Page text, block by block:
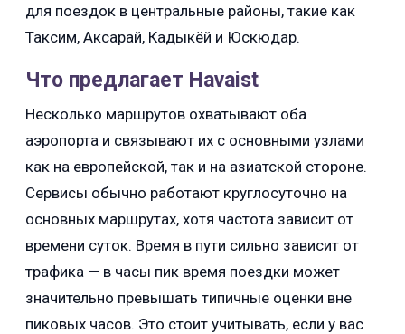
для поездок в центральные районы, такие как
Таксим, Аксарай, Кадыкёй и Юскюдар.
Что предлагает Havaist
Несколько маршрутов охватывают оба
аэропорта и связывают их с основными узлами
как на европейской, так и на азиатской стороне.
Сервисы обычно работают круглосуточно на
основных маршрутах, хотя частота зависит от
времени суток. Время в пути сильно зависит от
трафика — в часы пик время поездки может
значительно превышать типичные оценки вне
пиковых часов. Это стоит учитывать, если у вас